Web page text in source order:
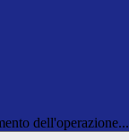
dell'operazione...